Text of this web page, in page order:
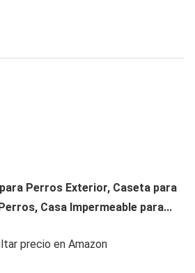
Perros Exterior, Caseta para
Casa Impermeable para...
precio en Amazon